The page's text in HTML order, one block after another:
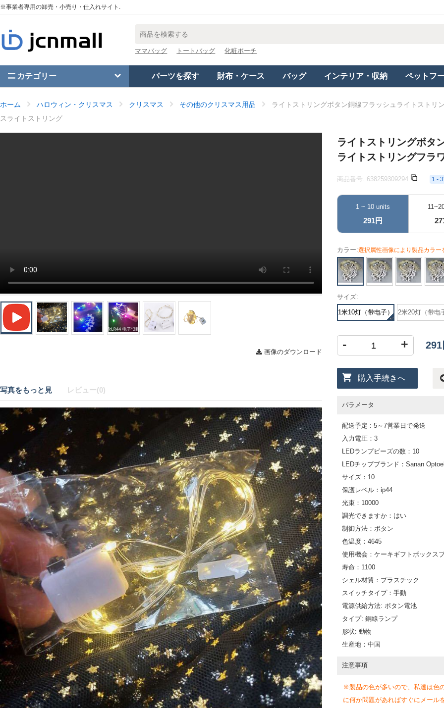
※事業者専用の卸売・小売り・仕入れサイト.
ママバッグ トートバッグ 化粧ポーチ
カテゴリー パーツを探す 財布・ケース バッグ インテリア・収納 ペットフ
ホーム ハロウィン・クリスマス クリスマス その他のクリスマス用品
ライトストリングボタン銅線フラッシュライトストリ
スライトストリング
画像のダウンロード
写真をもっと見 レビュー(0)
ライトストリングボタ
ライトストリングフラ
商品番号: 638259309294 1 -
1 ~ 10 units
291円
カラー:選択属性画像により製品カラー
サイズ:
1米10灯（带电子） 2米20灯（带电
- + 291
購入手続きへ
パラメータ
配送予定 : 5～7営業日で発送
入力電圧：3
LEDランプビーズの数：10
LEDチップブランド：Sanan
サイズ：10
保護レベル：ip44
光束：10000
調光できますか：はい
制御方法：ボタン
色温度：4645
使用機会：ケーキギフトボックス
寿命：1100
シェル材質：プラスチック
スイッチタイプ：手動
電源供給方法: ボタン電池
タイプ: 銅線ランプ
形状: 動物
生産地：中国
注意事項
※製品の色が多いので、私達は色
に何か問題があればすぐにメール